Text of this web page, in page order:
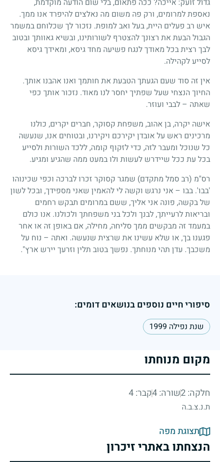
נאספת למרומים, ורק פה משום מה נאלצים להיפרד אנו ממך.
איש רב פעלים היית, בעל ואב למופת. נזכור לך שכלוחם במשמר
הגבול הבעת את רצונך להצטרף לשורותינו, ובשיא גאוותך ובטוב
לבך רצית בכל מאודך לנגח פשיעה מחד גיסא, ומאידך גיסא
לסייע לקהילה.
אין זה סוד שעם הגעתך הטבעת את חותמך ואנו אהבנו אותך.
החיוך הנצחי שעל שפתיך יחסר לנו מאוד. נזכור אותך כפי
שאתה – לבבי ועוזר.
אישה יקרה, בן אהוב, משפחת קסוקר, חברים יקרים, כולנו
מרכינים ראש על אובדן יקירכם ויקירנו, ובטוחים אנו, שנעשה
כל שנוכל ומעבר לזה, כדי לזקוף קומה, ללכד השורות ולסייע
בכל עת ככל שיידרש לעשות ולו במעט ממה שהגיע ומגיע.
רס"מ (רב סמל מתקדם) שמגר קסוקר זכרו לברכה וכפי שכינוהו
'בבו'. בבו – אני נרגש וקשה לי להאמין שאני מספידך, ובכל לשון
של בקשה, פונה אני אליך, ששם במרומים תבקש רחמים
ובריאות לרעייתך, לבנך ולכל בני משפחתך ולכולנו. אנו כולם
במעמד זה מבקשים ממך סליחה, מחילה, אם באופן זה או אחר
פגענו בך, או שלא עשינו את שרצית שנעשה. ואתה – נוח על
משכבך. עדן תהי מנוחתך. נפשך בטוב תלין וזרעך יירש ארץ".
סיפורי חיים נוספים בנושאים דומים:
שנת נפילה 1999
מקום מנוחתו
חלקה: 2 שורה: 4 קבר: 4
ת.נ.צ.ב.ה
תצוגת מפה
הנצחתו באתרי זיכרון